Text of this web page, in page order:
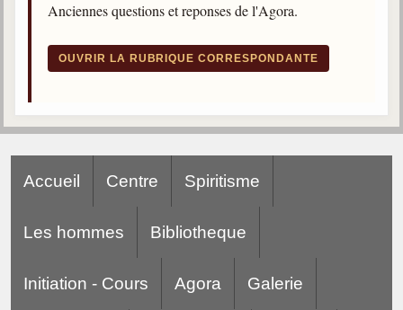
trimestrielles
Sujets du mois
Maximes
Anciennes questions et reponses de l'Agora.
OUVRIR LA RUBRIQUE CORRESPONDANTE
Accueil Centre Spiritisme
Les hommes Bibliotheque
Initiation - Cours Agora Galerie